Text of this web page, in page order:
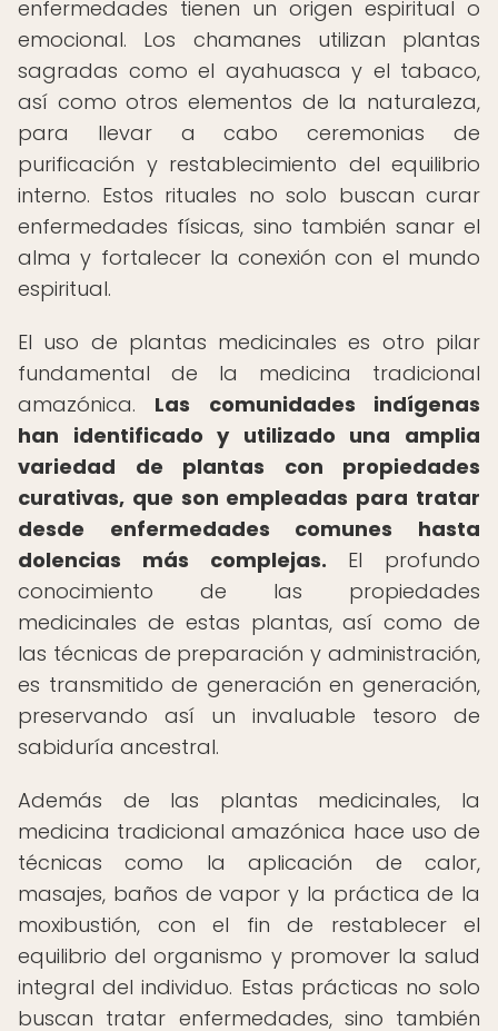
enfermedades tienen un origen espiritual o
emocional. Los chamanes utilizan plantas
sagradas como el ayahuasca y el tabaco,
así como otros elementos de la naturaleza,
para llevar a cabo ceremonias de
purificación y restablecimiento del equilibrio
interno. Estos rituales no solo buscan curar
enfermedades físicas, sino también sanar el
alma y fortalecer la conexión con el mundo
espiritual.
El uso de plantas medicinales es otro pilar
fundamental de la medicina tradicional
amazónica. Las comunidades indígenas
han identificado y utilizado una amplia
variedad de plantas con propiedades
curativas, que son empleadas para tratar
desde enfermedades comunes hasta
dolencias más complejas. El profundo
conocimiento de las propiedades
medicinales de estas plantas, así como de
las técnicas de preparación y administración,
es transmitido de generación en generación,
preservando así un invaluable tesoro de
sabiduría ancestral.
Además de las plantas medicinales, la
medicina tradicional amazónica hace uso de
técnicas como la aplicación de calor,
masajes, baños de vapor y la práctica de la
moxibustión, con el fin de restablecer el
equilibrio del organismo y promover la salud
integral del individuo. Estas prácticas no solo
buscan tratar enfermedades, sino también